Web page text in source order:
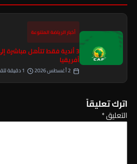
أخبار الرياضة المتنوعة
أفريقيا
اترك تعليقاً
التعليق*